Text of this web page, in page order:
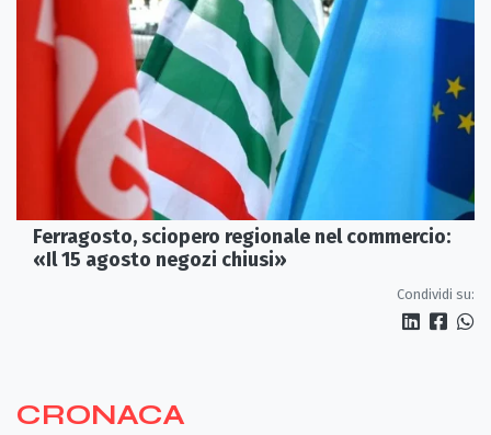
Ferragosto, sciopero regionale nel commercio:
«Il 15 agosto negozi chiusi»
Condividi su:
CRONACA